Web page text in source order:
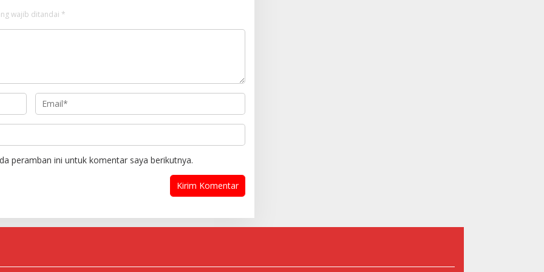
wajib ditandai *
peramban ini untuk komentar saya berikutnya.